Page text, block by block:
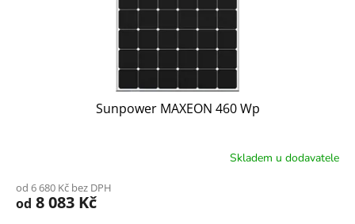
Sunpower MAXEON 460 Wp
Skladem u dodavatele
od 6 680 Kč bez DPH
od 8 083 Kč